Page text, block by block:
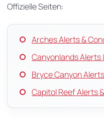
Offizielle Seiten:
Arches Alerts &
Canyonlands Alerts
Bryce Canyon
Capitol Reef Alerts